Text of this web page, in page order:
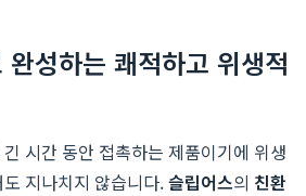
성하는 쾌적하고 위생적
시간 동안 접촉하는 제품이기에 위생
지나치지 않습니다.슬립어스의 친환